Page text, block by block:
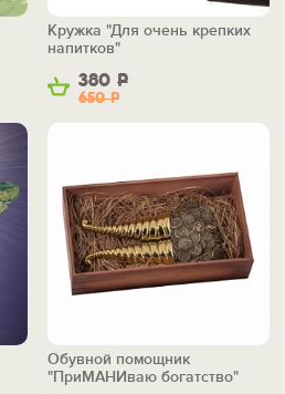
380 Р
650Р
Кружка "Для очень крепких
напитков"
Обувной помощник
"ПриМАНИваю богатство"